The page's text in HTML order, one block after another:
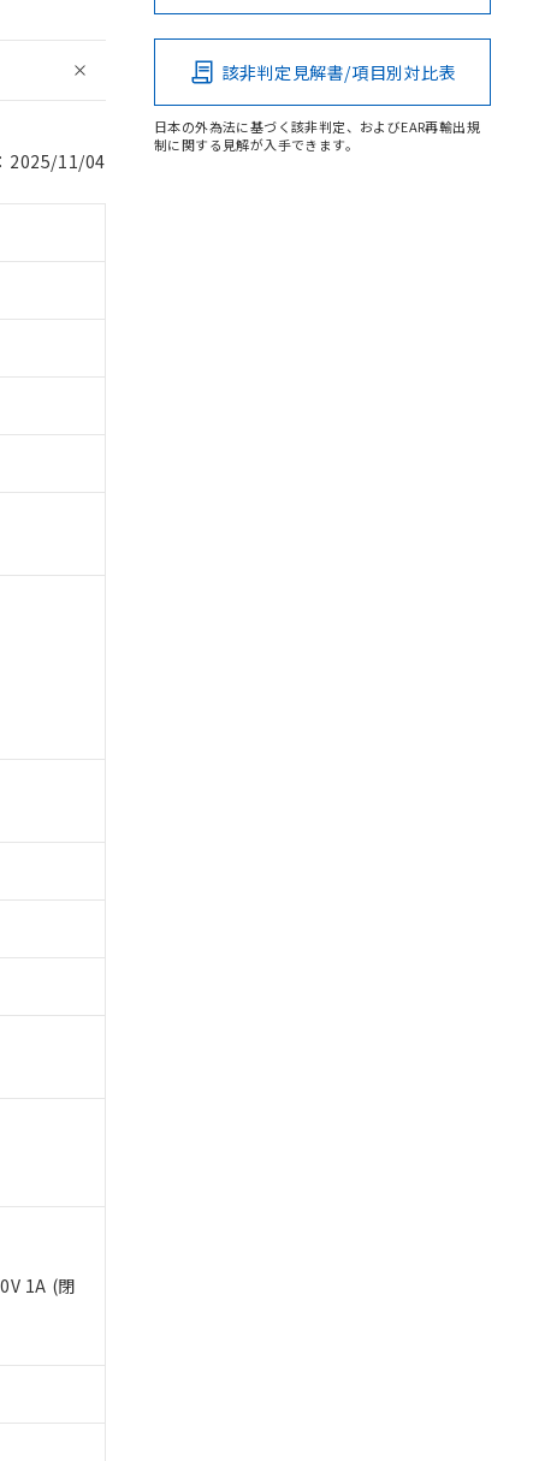
2025/11/04
1A (閉
該非判定見解書/項目別対比表
日本の外為法に基づく該非判定、およびEAR再輸出規
制に関する見解が入手できます。
させていただ
了承ください。
き作成されるも
をご了承くださ
です。
です。
ず変更すること
1000ppm以下、
下、フタル酸ジブチ
) : 1000ppm、
貨物等」とい
要な手段を講じ